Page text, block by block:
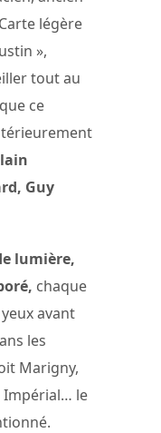
légère
»,
tout au
ce
Guy
lumière,
chaque
avant
les
Marigny,
Impérial… le